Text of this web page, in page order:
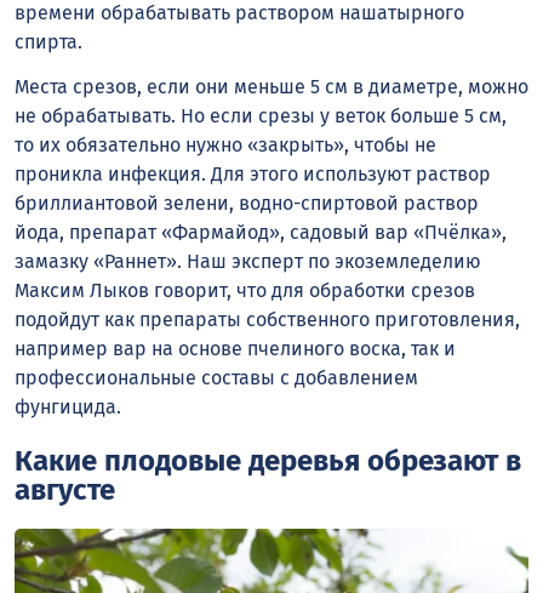
времени обрабатывать раствором нашатырного
спирта.
Места срезов, если они меньше 5 см в диаметре, можно
не обрабатывать. Но если срезы у веток больше 5 см,
то их обязательно нужно «закрыть», чтобы не
проникла инфекция. Для этого используют раствор
бриллиантовой зелени, водно-спиртовой раствор
йода, препарат «Фармайод», садовый вар «Пчёлка»,
замазку «Раннет». Наш эксперт по экоземледелию
Максим Лыков говорит, что для обработки срезов
подойдут как препараты собственного приготовления,
например вар на основе пчелиного воска, так и
профессиональные составы с добавлением
фунгицида.
Какие плодовые деревья обрезают в
августе